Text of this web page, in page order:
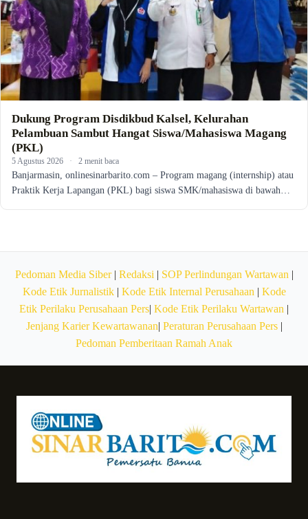
Dukung Program Disdikbud Kalsel, Kelurahan
Pelambuan Sambut Hangat Siswa/Mahasiswa Magang
(PKL)
5 Agustus 2026 · 2 menit baca
Banjarmasin, onlinesinarbarito.com – Program magang (internship) atau
Praktik Kerja Lapangan (PKL) bagi siswa SMK/mahasiswa di bawah…
Pedoman Media Siber| Redaksi | SOP Perlindungan Wartawan |
Kode Etik Jurnalistik| Kode Etik Internal Perusahaan | Kode
Etik Perilaku Perusahaan Pers| Kode Etik Perilaku Wartawan |
Jenjang Karier Kewartawanan| Peraturan Perusahaan Pers|
Pedoman Pemberitaan Ramah Anak